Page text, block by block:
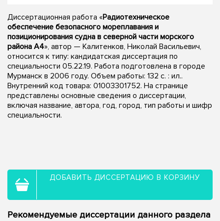
Диссертационная работа «Радиотехническое
обеспечение безопасного мореплавания и
позиционирования судна в северной части морского
района А4», автор — Калитенков, Николай Васильевич,
относится к типу: кандидатская диссертация по
специальности 05.22.19. Работа подготовлена в городе
Мурманск в 2006 году. Объем работы: 132 с. : ил..
Внутренний код товара: 01003301752. На странице
представлены основные сведения о диссертации,
включая название, автора, год, город, тип работы и шифр
специальности.
ДОБАВИТЬ ДИССЕРТАЦИЮ В КОРЗИНУ
Рекомендуемые диссертации данного раздела